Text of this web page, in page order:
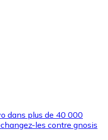
de vos marques
cadeaux
dans plus de 40 000
les contre gnosis